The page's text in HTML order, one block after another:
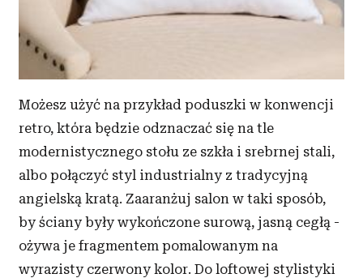
i reklam, aby oferować funkcje społecznościowe i
analizować ruch w naszej witrynie. Informacje o tym, jak
korzystasz z naszej witryny, udostępniamy partnerom
społecznościowym, reklamowym i analitycznym.
otrzymanymi od Ciebie lub uzyskanymi podczas
korzystania z ich usług.
Możesz użyć na przykład poduszki w konwencji
retro, która będzie odznaczać się na tle
modernistycznego stołu ze szkła i srebrnej stali,
albo połączyć styl industrialny z tradycyjną
angielską kratą. Zaaranżuj salon w taki sposób,
by ściany były wykończone surową, jasną cegłą -
ożywa je fragmentem pomalowanym na
wyrazisty czerwony kolor. Do loftowej stylistyki